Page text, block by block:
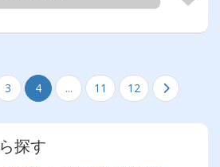
3 4 ... 11 12
探す